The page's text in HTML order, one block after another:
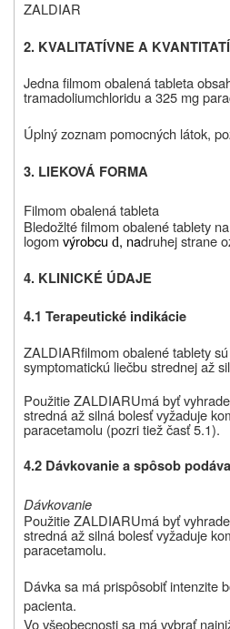
ZALDIAR
2. KVALITATÍVNE A
Jedna filmom obalená tableta
tramadoliumchloridu a 325 mg
Úplný zoznam pomocných látok,
3. LIEKOVÁ FORMA
Filmom obalená tableta
Bledožlté filmom obalené tablety
logomvýrobcu d, nadruhej strane
4. KLINICKÉ ÚDAJE
4.1 Terapeutické indikácie
ZALDIARfilmom obalené tablety
symptomatickú liečbu strednej až
PoužitieZALDIARUmá byť
stredná až silná bolesť vyžaduje
paracetamolu (pozri tiež časť 5.1).
4.2 Dávkovanie a spôsob
Dávkovanie
PoužitieZALDIARUmá byť
stredná až silná bolesť vyžaduje
paracetamolu.
Dávka sa má prispôsobiť intenzite
pacienta.
Vo všeobecnosti sa má vybrať